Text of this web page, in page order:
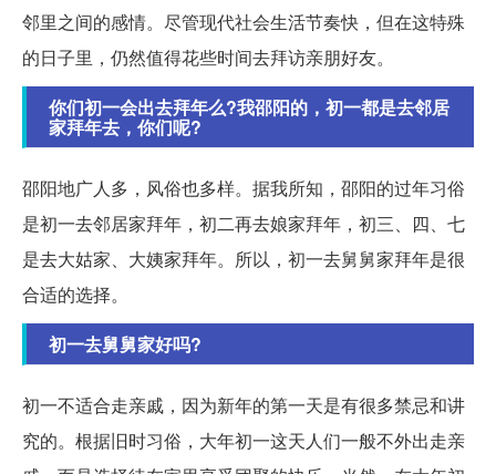
邻里之间的感情。尽管现代社会生活节奏快，但在这特殊
的日子里，仍然值得花些时间去拜访亲朋好友。
你们初一会出去拜年么?我邵阳的，初一都是去邻居
家拜年去，你们呢?
邵阳地广人多，风俗也多样。据我所知，邵阳的过年习俗
是初一去邻居家拜年，初二再去娘家拜年，初三、四、七
是去大姑家、大姨家拜年。所以，初一去舅舅家拜年是很
合适的选择。
初一去舅舅家好吗?
初一不适合走亲戚，因为新年的第一天是有很多禁忌和讲
究的。根据旧时习俗，大年初一这天人们一般不外出走亲